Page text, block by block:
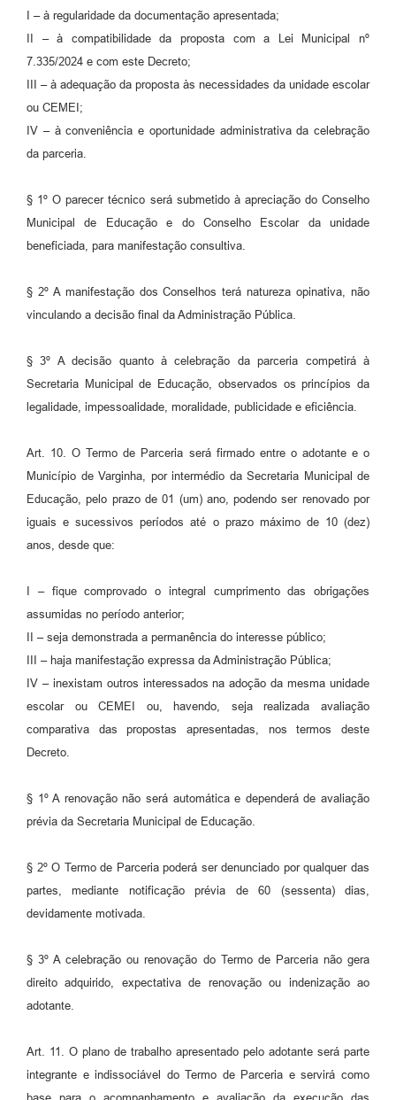
I – à regularidade da documentação apresentada;
II – à compatibilidade da proposta com a Lei Municipal nº
7.335/2024 e com este Decreto;
III – à adequação da proposta às necessidades da unidade escolar
ou CEMEI;
IV – à conveniência e oportunidade administrativa da celebração
da parceria.
§ 1º O parecer técnico será submetido à apreciação do Conselho
Municipal de Educação e do Conselho Escolar da unidade
beneficiada, para manifestação consultiva.
§ 2º A manifestação dos Conselhos terá natureza opinativa, não
vinculando a decisão final da Administração Pública.
§ 3º A decisão quanto à celebração da parceria competirá à
Secretaria Municipal de Educação, observados os princípios da
legalidade, impessoalidade, moralidade, publicidade e eficiência.
Art. 10. O Termo de Parceria será firmado entre o adotante e o
Município de Varginha, por intermédio da Secretaria Municipal de
Educação, pelo prazo de 01 (um) ano, podendo ser renovado por
iguais e sucessivos períodos até o prazo máximo de 10 (dez)
anos, desde que:
I – fique comprovado o integral cumprimento das obrigações
assumidas no período anterior;
II – seja demonstrada a permanência do interesse público;
III – haja manifestação expressa da Administração Pública;
IV – inexistam outros interessados na adoção da mesma unidade
escolar ou CEMEI ou, havendo, seja realizada avaliação
comparativa das propostas apresentadas, nos termos deste
Decreto.
§ 1º A renovação não será automática e dependerá de avaliação
prévia da Secretaria Municipal de Educação.
§ 2º O Termo de Parceria poderá ser denunciado por qualquer das
partes, mediante notificação prévia de 60 (sessenta) dias,
devidamente motivada.
§ 3º A celebração ou renovação do Termo de Parceria não gera
direito adquirido, expectativa de renovação ou indenização ao
adotante.
Art. 11. O plano de trabalho apresentado pelo adotante será parte
integrante e indissociável do Termo de Parceria e servirá como